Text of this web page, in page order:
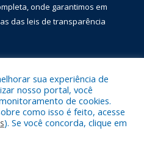
onde garantimos em
das leis de transparência
Prefeitura Municipal de Óbidos.
sua experiência de
nosso portal, você
de cookies.
como isso é feito, acesse
). Se você concorda, clique em